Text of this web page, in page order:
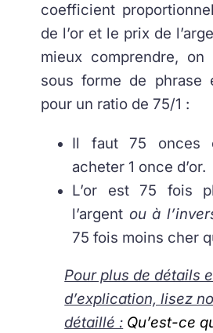
coefficient
de l’or et le prix de
mieux comprendre, on
sous forme de phrase
pour un ratio de 75/1 :
Il faut 75 onces
acheter 1 once d’or.
L’or est 75 fois
l’argent ou à
75 fois moins cher
Pour plus de détails
d’explication, lisez
détaillé : Qu’est-ce